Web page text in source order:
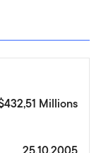
Millions